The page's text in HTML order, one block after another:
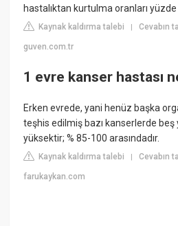
hastalıktan kurtulma oranları yüzde
Kaynak kaldırma talebi |Cevabın
guven.com.tr
1 evre kanser hastası
Erken evrede, yani henüz başka
teşhis edilmiş bazı kanserlerde beş
yüksektir; % 85-100 arasındadır.
Kaynak kaldırma talebi |Cevabın
farukaykan.com